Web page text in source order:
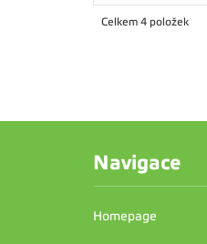
Celkem 4 položek
Navigace
Homepage